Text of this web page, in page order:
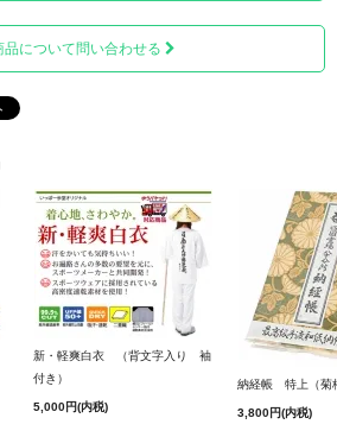
空白ページが10ページ綴じられてい
おります。
品について問い合わせる
新・軽爽白衣 （背文字入り 袖
付き）
5,000円(内税)
納経帳 特上（
3,800円(内税)